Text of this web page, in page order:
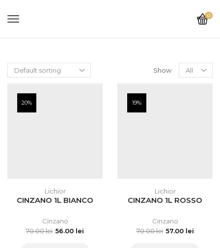
0
Show
20%
Lichior
CINZANO 1L BIANCO
Cinzano
70.00lei 56.00 lei
19%
Lichior
CINZANO 1L ROSSO
Cinzano
70.00lei 57.00 lei